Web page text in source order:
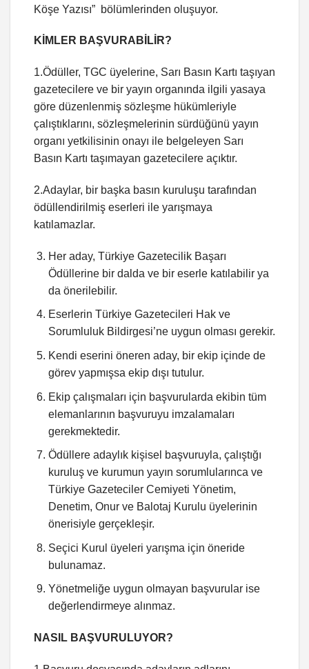
Köşe Yazısı” bölümlerinden oluşuyor.
KİMLER BAŞVURABİLİR?
1.Ödüller, TGC üyelerine, Sarı Basın Kartı taşıyan
gazetecilere ve bir yayın organında ilgili yasaya
göre düzenlenmiş sözleşme hükümleriyle
çalıştıklarını, sözleşmelerinin sürdüğünü yayın
organı yetkilisinin onayı ile belgeleyen Sarı
Basın Kartı taşımayan gazetecilere açıktır.
2.Adaylar, bir başka basın kuruluşu tarafından
ödüllendirilmiş eserleri ile yarışmaya
katılamazlar.
Her aday, Türkiye Gazetecilik Başarı
Ödüllerine bir dalda ve bir eserle katılabilir ya
da önerilebilir.
Eserlerin Türkiye Gazetecileri Hak ve
Sorumluluk Bildirgesi’ne uygun olması gerekir.
Kendi eserini öneren aday, bir ekip içinde de
görev yapmışsa ekip dışı tutulur.
Ekip çalışmaları için başvurularda ekibin tüm
elemanlarının başvuruyu imzalamaları
gerekmektedir.
Ödüllere adaylık kişisel başvuruyla, çalıştığı
kuruluş ve kurumun yayın sorumlularınca ve
Türkiye Gazeteciler Cemiyeti Yönetim,
Denetim, Onur ve Balotaj Kurulu üyelerinin
önerisiyle gerçekleşir.
Seçici Kurul üyeleri yarışma için öneride
bulunamaz.
Yönetmeliğe uygun olmayan başvurular ise
değerlendirmeye alınmaz.
NASIL BAŞVURULUYOR?